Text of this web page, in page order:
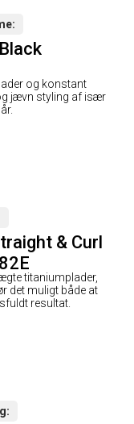
og konstant
jævn styling af især
& Curl
titaniumplader,
det muligt både at
resultat.